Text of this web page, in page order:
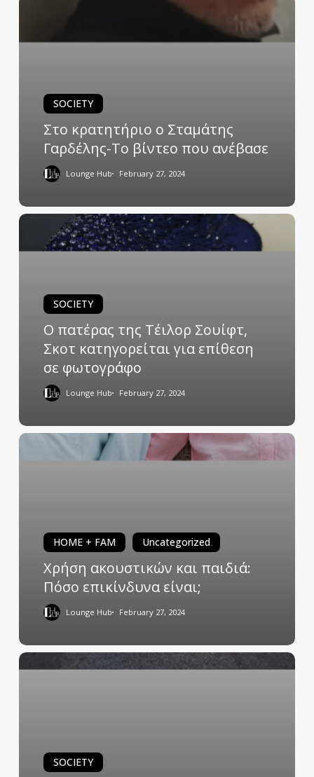
SOCIETY
Στο κρατητήριο ο Σταμάτης
Γαρδέλης-Το βίντεο που ανέβασε
Lounge Hub February 27, 2024
SOCIETY
Ο πατέρας της Τέιλορ Σουίφτ,
Σκοτ κατηγορείται για επίθεση
σε φωτογράφο
Lounge Hub February 27, 2024
HOME + FAM Uncategorized
Χρήση ακουστικών και παιδιά:
Πόσο επικίνδυνα είναι;
Lounge Hub February 27, 2024
SOCIETY